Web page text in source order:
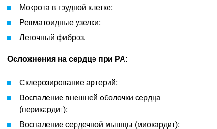
Мокрота в грудной клетке;
Ревматоидные узелки;
Легочный фиброз.
Осложнения на сердце при РА:
Склерозирование артерий;
Воспаление внешней оболочки сердца
(перикардит);
Воспаление сердечной мышцы (миокардит);